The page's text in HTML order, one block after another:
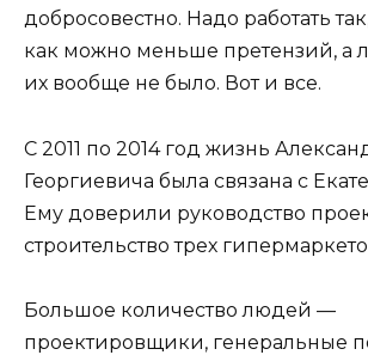
добросовестно. Надо работать
как можно меньше претензий, а
их вообще не было. Вот и все.
С 2011 по 2014 год жизнь
Георгиевича была связана с
Ему доверили руководство
строительство трех
Большое количество людей —
проектировщики, генеральные